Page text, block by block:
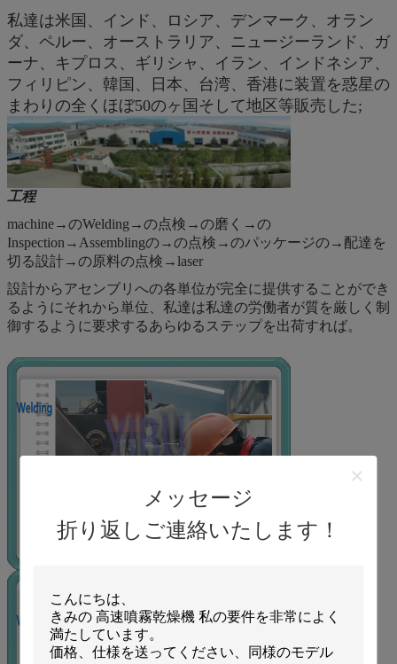
メッセージ
折り返しご連絡いたします！
私達は米国、インド、ロシア、デンマーク、オラン
ダ、ペルー、オーストラリア、ニュージーランド、ガ
ーナ、キプロス、ギリシャ、イラン、インドネシア、
フィリピン、韓国、日本、台湾、香港に装置を惑星の
まわりの全くほぼ50のヶ国そして地区等販売した;
工程
machine→のWelding→の点検→の磨く→の
Inspection→Assemblingの→の点検→のパッケージの→配達を
切る設計→の原料の点検→laser
設計からアセンブリへの各単位が完全に提供することができ
るようにそれから単位、私達は私達の労働者が質を厳しく制
御するように要求するあらゆるステップを出荷すれば。